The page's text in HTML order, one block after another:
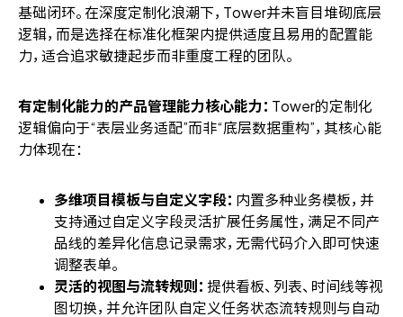
基础闭环。在深度定制化浪潮下，Tower并未盲目堆砌底层
逻辑，而是选择在标准化框架内提供适度且易用的配置能
力，适合追求敏捷起步而非重度工程的团队。
有定制化能力的产品管理能力核心能力： Tower的定制化
逻辑偏向于“表层业务适配”而非“底层数据重构”，其核心能
力体现在：
多维项目模板与自定义字段： 内置多种业务模板，并
支持通过自定义字段灵活扩展任务属性，满足不同产
品线的差异化信息记录需求，无需代码介入即可快速
调整表单。
灵活的视图与流转规则： 提供看板、列表、时间线等视
图切换，并允许团队自定义任务状态流转规则与自动